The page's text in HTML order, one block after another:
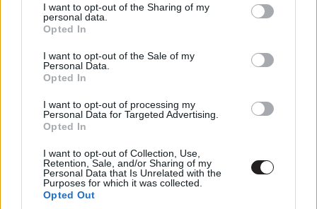
not limited to your visit or usage behaviour. You may click to
grant or deny consent to Google and its third-party tags to
use your data for below specified purposes in below Google
consent section.
I want to opt-out of the Sharing of my
personal data.
Opted In
I want to opt-out of the Sale of my
Personal Data.
Opted In
I want to opt-out of processing my
Personal Data for Targeted Advertising.
Opted In
I want to opt-out of Collection, Use,
Retention, Sale, and/or Sharing of my
Personal Data that Is Unrelated with the
Purposes for which it was collected.
Opted Out